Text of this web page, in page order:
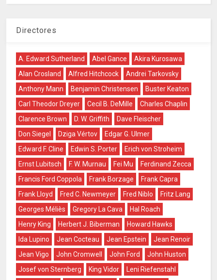
Directores
A. Edward Sutherland Abel Gance
Akira Kurosawa
Alan Crosland
Alfred Hitchcock
Andrei Tarkovsky
Anthony Mann
Benjamin Christensen
Buster Keaton
Carl Theodor Dreyer
Cecil B. DeMille
Charles Chaplin
Clarence Brown
D. W. Griffith
Dave Fleischer
Don Siegel
Dziga Vértov
Edgar G. Ulmer
Edward F. Cline
Edwin S. Porter
Erich von Stroheim
Ernst Lubitsch
F. W. Murnau Fei Mu
Ferdinand Zecca
Francis Ford Coppola
Frank Borzage
Frank Capra
Frank Lloyd
Fred C. Newmeyer Fred Niblo
Fritz Lang
Georges Méliès
Gregory La Cava
Hal Roach
Henry King
Herbert J. Biberman
Howard Hawks
Ida Lupino
Jean Cocteau Jean Epstein
Jean Renoir
Jean Vigo
John Cromwell John Ford
John Huston
Josef von Sternberg
King Vidor
Leni Riefenstahl